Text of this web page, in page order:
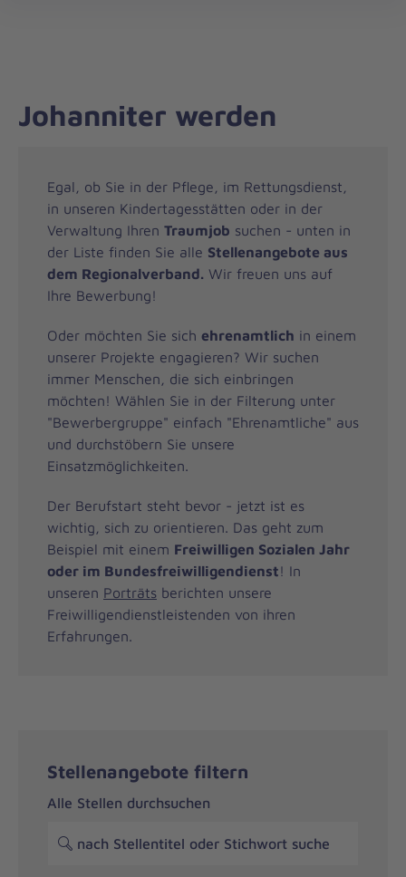
Johanniter werden
Egal, ob Sie in der Pflege, im Rettungsdienst,
in unseren Kindertagesstätten oder in der
Verwaltung Ihren Traumjob suchen - unten in
der Liste finden Sie alle Stellenangebote aus
dem Regionalverband. Wir freuen uns auf
Ihre Bewerbung!
Oder möchten Sie sich ehrenamtlich in einem
unserer Projekte engagieren? Wir suchen
immer Menschen, die sich einbringen
möchten! Wählen Sie in der Filterung unter
"Bewerbergruppe" einfach "Ehrenamtliche" aus
und durchstöbern Sie unsere
Einsatzmöglichkeiten.
Der Berufstart steht bevor - jetzt ist es
wichtig, sich zu orientieren. Das geht zum
Beispiel mit einem Freiwilligen Sozialen Jahr
oder im Bundesfreiwilligendienst! In
unseren Porträts berichten unsere
Freiwilligendienstleistenden von ihren
Erfahrungen.
Stellenangebote filtern
Alle Stellen durchsuchen